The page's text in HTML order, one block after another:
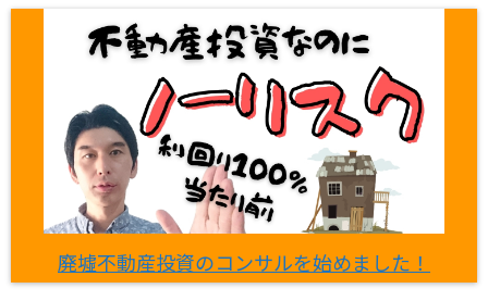
廃墟不動産投資のコンサルを始めました！